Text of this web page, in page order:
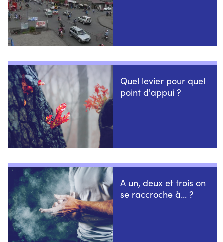
Quel levier pour quel
point d'appui ?
A un, deux et trois on
se raccroche à... ?